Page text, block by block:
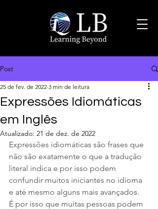
Post
Expressões Idiomáticas
em Inglês
25 de fev. de 2022 3 min de leitura
Atualizado: 21 de dez. de 2022
Expressões idiomáticas são frases que
não são exatamente o que a tradução
literal indica e por isso podem
confundir muitos iniciantes no idioma
e até mesmo alguns mais avançados.
É por isso que muitas pessoas podem